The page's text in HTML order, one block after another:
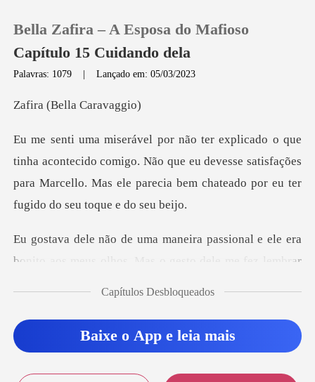
Loja
Histórico
Bella Zafira – A Esposa do Mafioso
Capítulo 15 Cuidando dela
Palavras: 1079 |Lançado em: 05/03/2023
Bella Ca
cido comigo. Não que eu devesse satisfações
para Marcello. Mas ele
onal e ele era
bonito aos meus olhos. Ma
Capítulos Desbloqueados
Baixe o App e leia mais